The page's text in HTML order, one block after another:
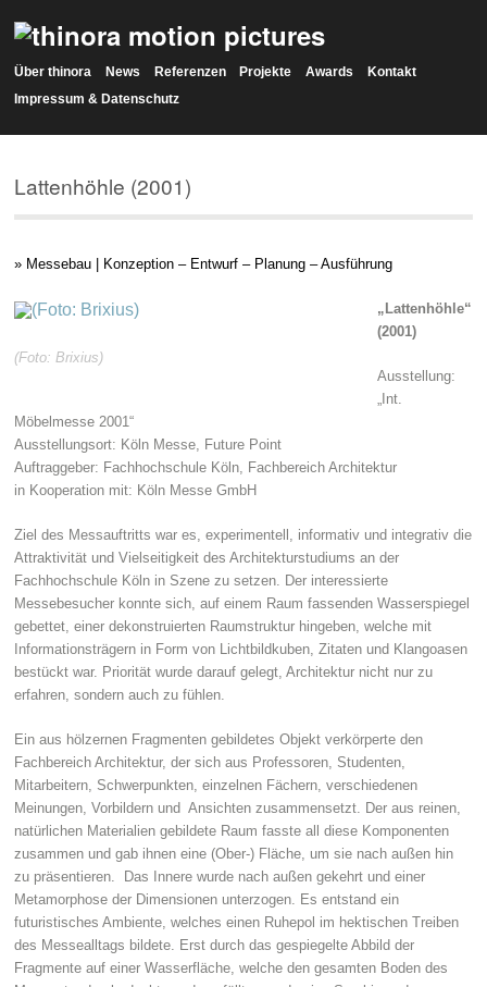
Über thinora News Referenzen Projekte Awards
Kontakt
Impressum & Datenschutz
Lattenhöhle (2001)
» Messebau | Konzeption – Entwurf – Planung – Ausführung
(Foto: Brixius)
„Lattenhöhle“
(2001)
Ausstellung:
„Int.
Möbelmesse 2001“
Ausstellungsort: Köln Messe, Future Point
Auftraggeber: Fachhochschule Köln, Fachbereich Architektur
in Kooperation mit: Köln Messe GmbH
Ziel des Messauftritts war es, experimentell, informativ und integrativ die
Attraktivität und Vielseitigkeit des Architekturstudiums an der
Fachhochschule Köln in Szene zu setzen. Der interessierte
Messebesucher konnte sich, auf einem Raum fassenden Wasserspiegel
gebettet, einer dekonstruierten Raumstruktur hingeben, welche mit
Informationsträgern in Form von Lichtbildkuben, Zitaten und Klangoasen
bestückt war. Priorität wurde darauf gelegt, Architektur nicht nur zu
erfahren, sondern auch zu fühlen.
Ein aus hölzernen Fragmenten gebildetes Objekt verkörperte den
Fachbereich Architektur, der sich aus Professoren, Studenten,
Mitarbeitern, Schwerpunkten, einzelnen Fächern, verschiedenen
Meinungen, Vorbildern und Ansichten zusammensetzt. Der aus reinen,
natürlichen Materialien gebildete Raum fasste all diese Komponenten
zusammen und gab ihnen eine (Ober-) Fläche, um sie nach außen hin
zu präsentieren. Das Innere wurde nach außen gekehrt und einer
Metamorphose der Dimensionen unterzogen. Es entstand ein
futuristisches Ambiente, welches einen Ruhepol im hektischen Treiben
des Messealltags bildete. Erst durch das gespiegelte Abbild der
Fragmente auf einer Wasserfläche, welche den gesamten Boden des